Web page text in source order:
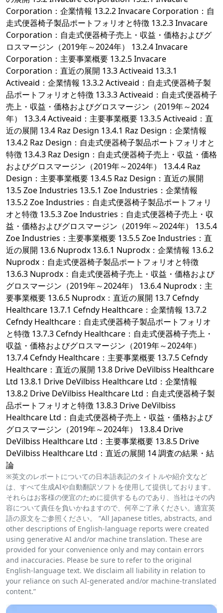
Corporation：企業情報 13.2.2 Invacare Corporation：自
走式便器椅子製品ポートフォリオと特徴 13.2.3 Invacare
Corporation：自走式便器椅子売上・収益・価格およびグ
ロスマージン（2019年～2024年） 13.2.4 Invacare
Corporation：主要事業概要 13.2.5 Invacare
Corporation：直近の展開 13.3 Activeaid 13.3.1
Activeaid：企業情報 13.3.2 Activeaid：自走式便器椅子製
品ポートフォリオと特徴 13.3.3 Activeaid：自走式便器椅子
売上・収益・価格およびグロスマージン（2019年～2024
年） 13.3.4 Activeaid：主要事業概要 13.3.5 Activeaid：直
近の展開 13.4 Raz Design 13.4.1 Raz Design：企業情報
13.4.2 Raz Design：自走式便器椅子製品ポートフォリオと
特徴 13.4.3 Raz Design：自走式便器椅子売上・収益・価格
およびグロスマージン（2019年～2024年） 13.4.4 Raz
Design：主要事業概要 13.4.5 Raz Design：直近の展開
13.5 Zoe Industries 13.5.1 Zoe Industries：企業情報
13.5.2 Zoe Industries：自走式便器椅子製品ポートフォリ
オと特徴 13.5.3 Zoe Industries：自走式便器椅子売上・収
益・価格およびグロスマージン（2019年～2024年） 13.5.4
Zoe Industries：主要事業概要 13.5.5 Zoe Industries：直
近の展開 13.6 Nuprodx 13.6.1 Nuprodx：企業情報 13.6.2
Nuprodx：自走式便器椅子製品ポートフォリオと特徴
13.6.3 Nuprodx：自走式便器椅子売上・収益・価格および
グロスマージン（2019年～2024年） 13.6.4 Nuprodx：主
要事業概要 13.6.5 Nuprodx：直近の展開 13.7 Cefndy
Healthcare 13.7.1 Cefndy Healthcare：企業情報 13.7.2
Cefndy Healthcare：自走式便器椅子製品ポートフォリオ
と特徴 13.7.3 Cefndy Healthcare：自走式便器椅子売上・
収益・価格およびグロスマージン（2019年～2024年）
13.7.4 Cefndy Healthcare：主要事業概要 13.7.5 Cefndy
Healthcare：直近の展開 13.8 Drive DeVilbiss Healthcare
Ltd 13.8.1 Drive DeVilbiss Healthcare Ltd：企業情報
13.8.2 Drive DeVilbiss Healthcare Ltd：自走式便器椅子製
品ポートフォリオと特徴 13.8.3 Drive DeVilbiss
Healthcare Ltd：自走式便器椅子売上・収益・価格および
グロスマージン（2019年～2024年） 13.8.4 Drive
DeVilbiss Healthcare Ltd：主要事業概要 13.8.5 Drive
DeVilbiss Healthcare Ltd：直近の展開 14 調査の結果・結
論
※英文のレポートについての日本語表記のタイトルや紹介文など
は、すべて生成AIや自動翻訳ソフトを使用して提供しております。
それらはお客様の便宜のために提供するものであり、当社はその内
容について責任を負いかねますので、何卒ご了承ください。適宜英
語の原文をご参照ください。 “All Japanese titles, abstracts, and
other descriptions of English-language reports were created
using generative AI and/or machine translation. These are
provided for your convenience only and may contain errors
and inaccuracies. Please be sure to refer to the original
English-language text. We disclaim all liability in relation to
your reliance on such AI-generated and/or machine-translated
content.”